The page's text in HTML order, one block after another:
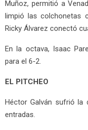
Muñoz, permitió a
limpió las colchonetas
Ricky Álvarez conectó
En la octava, Isaac
para el 6-2.
EL PITCHEO
Héctor Galván sufrió la
entradas.